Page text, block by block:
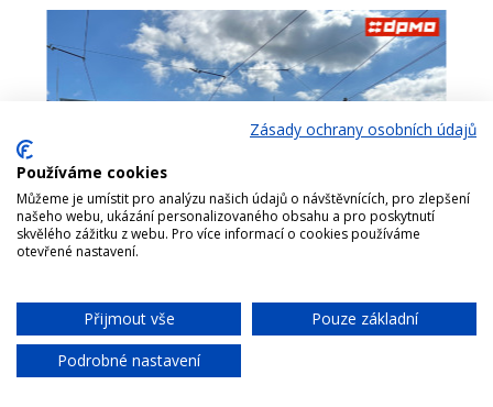
NOVÁ HALA ODSTAVŮ TRAMVAJÍ SE OTEVŘE V
Zveme širokou veřejnost k prohlídce nové haly odstavů
tramvají v Jeremenkově ulici v Olomouci. Zájemci si mohou
prostory a areál prohlédnut v ...
Chat
Zásady ochrany osobních údajů
Používáme cookies
Můžeme je umístit pro analýzu našich údajů o návštěvnících, pro zlepšení
našeho webu, ukázání personalizovaného obsahu a pro poskytnutí
skvělého zážitku z webu. Pro více informací o cookies používáme
otevřené nastavení.
Přijmout vše
Pouze základní
Podrobné nastavení